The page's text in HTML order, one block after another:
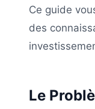
Ce guide
des
Le